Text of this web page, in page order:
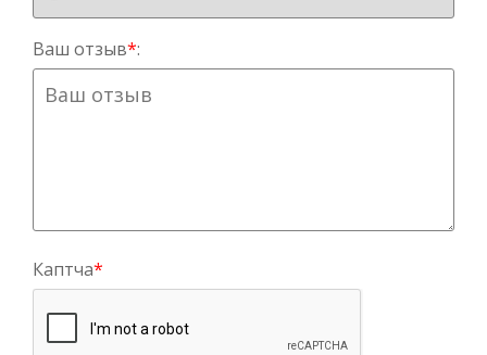
Ваш отзыв*:
Каптча*